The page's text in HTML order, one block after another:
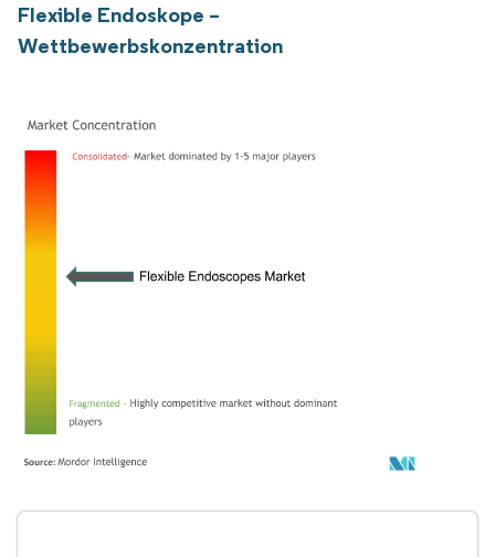
Flexible Endoskope –
Wettbewerbskonzentration